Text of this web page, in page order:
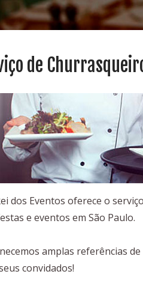
de
dos Eventos oferece o
e eventos em São Paulo.
amplas referências
convidados!